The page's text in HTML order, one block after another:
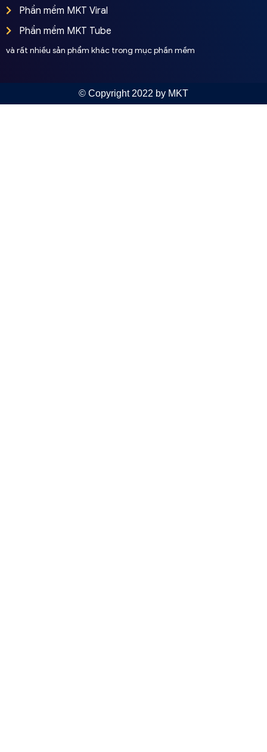
Phần mềm MKT Viral
Phần mềm MKT Tube
và rất nhiều sản phẩm khác trong mục phần mềm
© Copyright 2022 by MKT